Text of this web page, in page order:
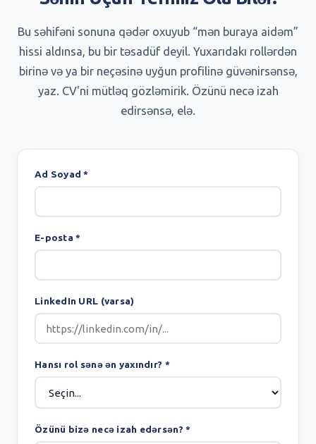
Bu səhifəni sonuna qədər oxuyub “mən buraya aidəm”
hissi aldınsa, bu bir təsadüf deyil. Yuxarıdakı rollərdən
birinə və ya bir neçəsinə uyğun profilinə güvənirsənsə,
yaz. CV'ni mütləq gözləmirik. Özünü necə izah
edirsənsə, elə.
Ad Soyad *
E-posta *
LinkedIn URL (varsa)
Hansı rol sənə ən yaxındır? *
Özünü bizə necə izah edərsən? *